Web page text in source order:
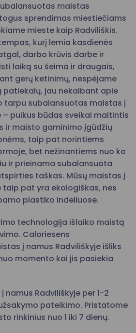
maistas
sprendimas miestiečiams
mieste kaip Radviliškis.
kurį lemia kasdienės
darbo krūvis darbe ir
laiką su šeima ir draugais,
gerų ketinimų, nespėjame
jau nekalbant apie
tarpu subalansuotas maistas į
– puikus būdas sveikai maitintis
ir maisto gaminimo įgūdžių
taip pat norintiems
bet nežinantiems nuo ko
ir prieinama subalansuota
taškas. Mūsų maistas į
taip pat yra ekologiškas, nes
plastiko indeliuose.
technologija išlaiko maistą
Caloriesens
į namus Radviliškyje išliks
momento kai jis pasiekia
Radviliškyje per 1-2
pateikimo. Pristatome
rinkinius nuo 1 iki 7 dienų.